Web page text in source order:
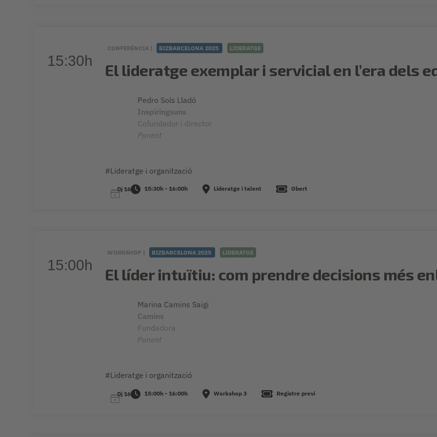
15:30h
CONFERÈNCIA | BIZBARCELONA 2025 LIDERATGE
El lideratge exemplar i servicial en l’era dels
Pedro Sols Lladó
Inspiringsuns
Cofundador i director
Ponent
#Lideratge i organització
Dj 16 15:30h - 16:00h Lideratge i talent Obert
15:00h
WORKSHOP | BIZBARCELONA 2025 LIDERATGE
El líder intuïtiu: com prendre decisions més
Marina Camins Saigi
Camins
Fundadora
Ponent
#Lideratge i organització
Dj 16 15:00h - 16:00h Workshop 3 Registre previ